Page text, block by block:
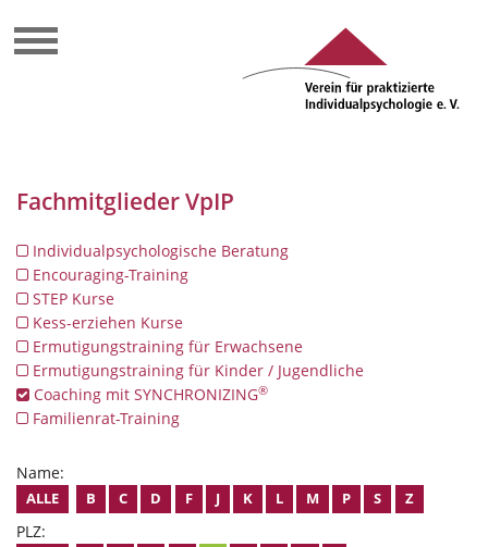
Fachmitglieder VpIP
Individualpsychologische Beratung
Encouraging-Training
STEP Kurse
Kess-erziehen Kurse
Ermutigungstraining für Erwachsene
Ermutigungstraining für Kinder / Jugendliche
Coaching mit SYNCHRONIZING®
Familienrat-Training
Name:
ALLE B C D F J K L M P S Z
PLZ: